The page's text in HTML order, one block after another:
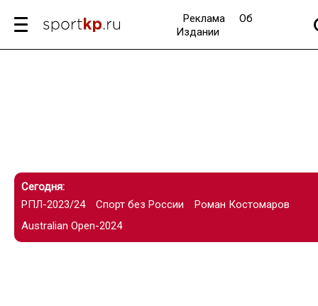
Реклама
Об
Издании
Сегодня:
РПЛ-2023/24
Спорт без России
Роман Костомаров
Australian Open-2024